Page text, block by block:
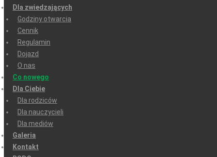
Dla zwiedzających
Godziny otwarcia
Cennik
Regulamin
Dojazd
O nas
Co nowego
Dla Ciebie
Dla rodziców
Dla nauczycieli
Dla mediów
Galeria
Kontakt